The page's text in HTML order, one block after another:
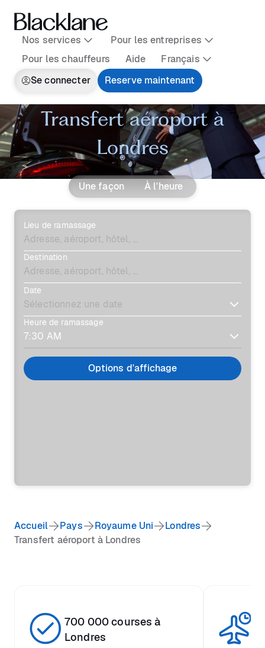
Nos services
Pour les entreprises
Pour les chauffeurs
Aide
Français
Se connecter
Reserve maintenant
Transfert aéroport à
Londres
Une façon À l'heure
Lieu de ramassage
Destination
Date
Heure de ramassage
Options d'affichage
Accueil Pays Royaume Uni
Londres
Transfert aéroport à Londres
700 000 courses à
Londres